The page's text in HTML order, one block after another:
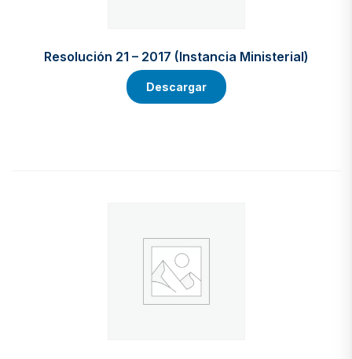
Resolución 21 – 2017 (Instancia Ministerial)
Descargar